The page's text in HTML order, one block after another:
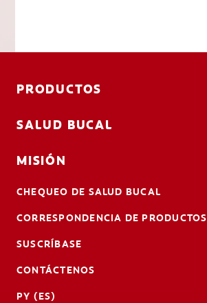
PRODUCTOS
SALUD BUCAL
MISIÓN
CHEQUEO DE SALUD BUCAL
CORRESPONDENCIA DE PRODUCTOS
SUSCRÍBASE
CONTÁCTENOS
PY (ES)